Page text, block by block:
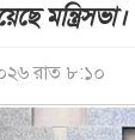
মন্ত্রিসভা।
রাত ৮:১০